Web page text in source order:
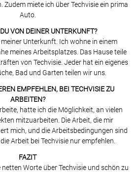
Zudem miete ich über Techvisie ein prima
Auto.
VON DEINER UNTERKUNFT?
Unterkunft. Ich wohne in einem
meines Arbeitsplatzes. Das Hause teile
von Techvisie. Jeder hat ein eigenes
Bad und Garten teilen wir uns.
EMPFEHLEN, BEI TECHVISIE ZU
ARBEITEN?
hatte ich die Möglichkeit, an vielen
mitzuarbeiten. Die Arbeit, die mir
mich, und die Arbeitsbedingungen sind
Arbeit bei Techvisie nur empfehlen.
FAZIT
netten Worte über Techvisie und schön zu